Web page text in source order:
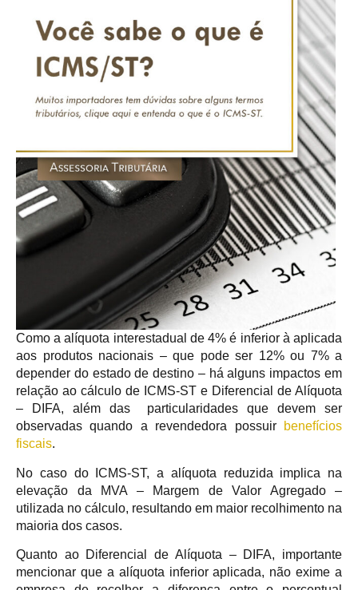
Como a alíquota interestadual de 4% é inferior à aplicada
aos produtos nacionais – que pode ser 12% ou 7% a
depender do estado de destino – há alguns impactos em
relação ao cálculo de ICMS-ST e Diferencial de Alíquota
– DIFA, além das particularidades que devem ser
observadas quando a revendedora possuir
benefícios
fiscais.
No caso do ICMS-ST, a alíquota reduzida implica na
elevação da MVA – Margem de Valor Agregado –
utilizada no cálculo, resultando em maior recolhimento na
maioria dos casos.
Quanto ao Diferencial de Alíquota – DIFA, importante
mencionar que a alíquota inferior aplicada, não exime a